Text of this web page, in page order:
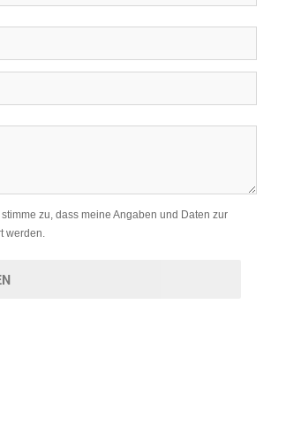
zu, dass meine Angaben und Daten zur
werden.